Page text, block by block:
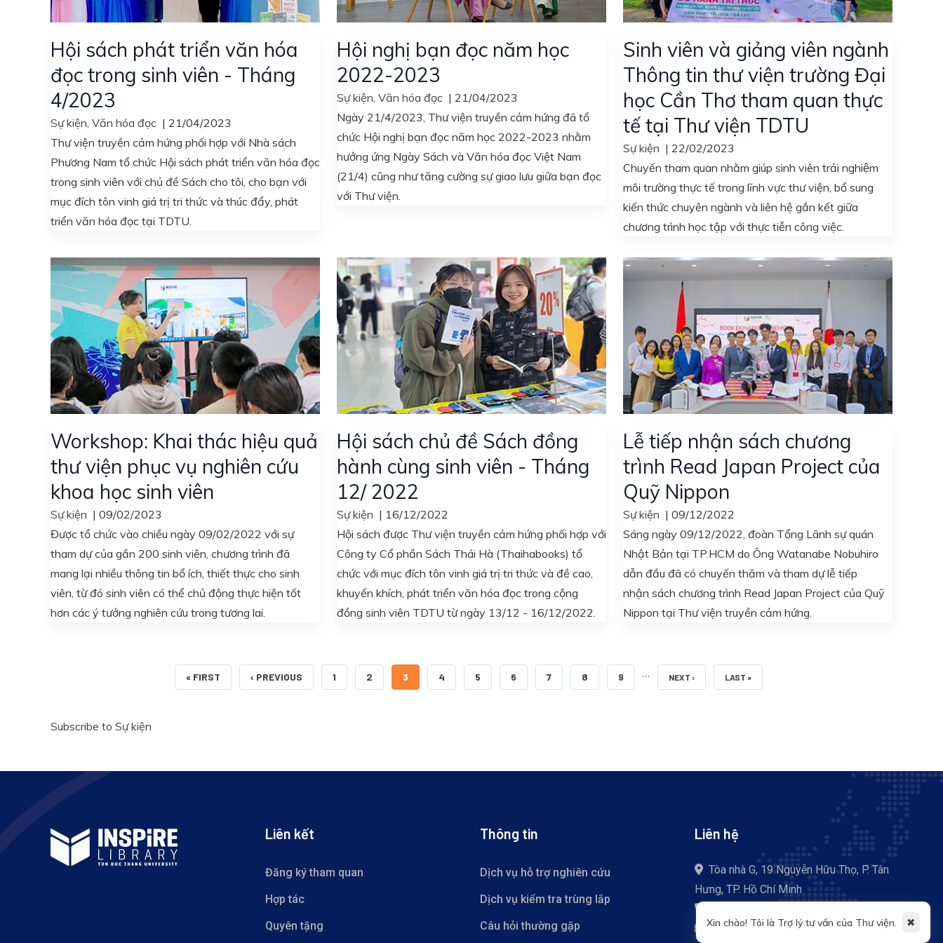
Hội sách phát triển văn hóa
đọc trong sinh viên - Tháng
4/2023
Sự kiện Văn hóa đọc | 21/04/2023
Thư viện truyền cảm hứng phối hợp với Nhà sách
Phương Nam tổ chức Hội sách phát triển văn hóa đọc
trong sinh viên với chủ đề Sách cho tôi, cho bạn với
mục đích tôn vinh giá trị tri thức và thúc đẩy, phát
triển văn hóa đọc tại TDTU.
Hội nghị bạn đọc năm học
2022-2023
Sự kiện Văn hóa đọc | 21/04/2023
Ngày 21/4/2023, Thư viện truyền cảm hứng đã tổ
chức Hội nghị bạn đọc năm học 2022-2023 nhằm
hưởng ứng Ngày Sách và Văn hóa đọc Việt Nam
(21/4) cũng như tăng cường sự giao lưu giữa bạn đọc
với Thư viện.
Sinh viên và giảng viên ngành
Thông tin thư viện trường Đại
học Cần Thơ tham quan thực
tế tại Thư viện TDTU
Sự kiện | 22/02/2023
Chuyến tham quan nhằm giúp sinh viên trải nghiệm
môi trường thực tế trong lĩnh vực thư viện, bổ sung
kiến thức chuyên ngành và liên hệ gắn kết giữa
chương trình học tập với thực tiễn công việc.
Workshop: Khai thác hiệu quả
thư viện phục vụ nghiên cứu
khoa học sinh viên
Sự kiện | 09/02/2023
Được tổ chức vào chiều ngày 09/02/2022 với sự
tham dự của gần 200 sinh viên, chương trình đã
mang lại nhiều thông tin bổ ích, thiết thực cho sinh
viên, từ đó sinh viên có thể chủ động thực hiện tốt
hơn các ý tưởng nghiên cứu trong tương lai.
Hội sách chủ đề Sách đồng
hành cùng sinh viên - Tháng
12/ 2022
Sự kiện | 16/12/2022
Hội sách được Thư viện truyền cảm hứng phối hợp với
Công ty Cổ phần Sách Thái Hà (Thaihabooks) tổ
chức với mục đích tôn vinh giá trị tri thức và đề cao,
khuyến khích, phát triển văn hóa đọc trong cộng
đồng sinh viên TDTU từ ngày 13/12 - 16/12/2022.
Lễ tiếp nhận sách chương
trình Read Japan Project của
Quỹ Nippon
Sự kiện | 09/12/2022
Sáng ngày 09/12/2022, đoàn Tổng Lãnh sự quán
Nhật Bản tại TP.HCM do Ông Watanabe Nobuhiro
dẫn đầu đã có chuyến thăm và tham dự lễ tiếp
nhận sách chương trình Read Japan Project của Quỹ
Nippon tại Thư viện truyền cảm hứng.
FIRST PAGE
« FIRST TRANG TRƯỚC
‹ PREVIOUS TRANG
1 TRANG
2 TRANG HIỆN THỜI
3 TRANG
4 TRANG
5 TRANG
6 TRANG
7 TRANG
8 TRANG
9 … NEXT PAGE
NEXT › LAST PAGE
LAST »
Subscribe to Sự kiện
Liên kết
Đăng ký tham quan
Hợp tác
Quyên tặng
Thông tin
Dịch vụ hỗ trợ nghiên cứu
Dịch vụ kiểm tra trùng lắp
Câu hỏi thường gặp
Liên hệ
Tòa nhà G, 19 Nguyễn Hữu Thọ, P. Tân
Hưng, TP. Hồ Chí Minh
thuvien@tdtu.edu.vn
Xin chào! Tôi là Trợ lý tư vấn của Thư viện. ✖